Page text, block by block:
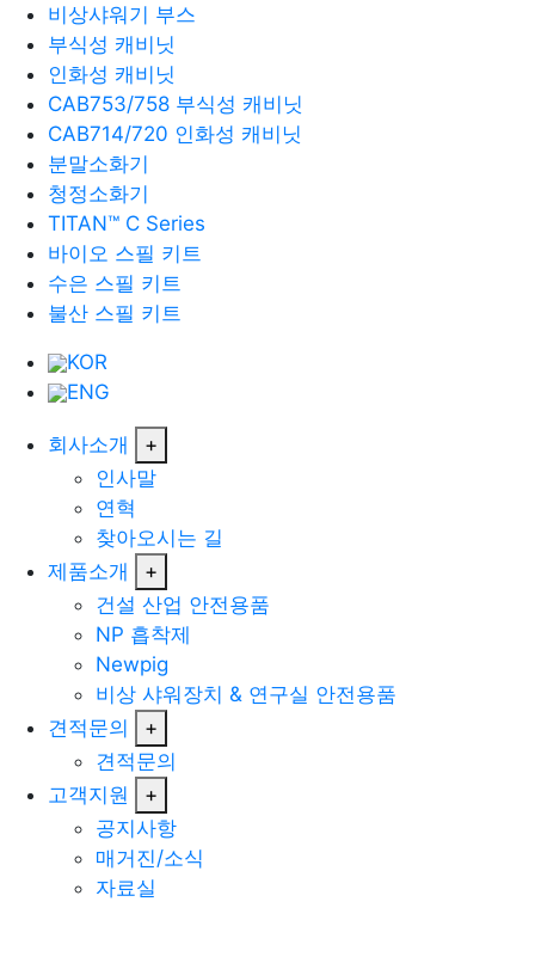
비상샤워기 부스
부식성 캐비닛
인화성 캐비닛
CAB753/758 부식성 캐비닛
CAB714/720 인화성 캐비닛
분말소화기
청정소화기
TITAN™ C Series
바이오 스필 키트
수은 스필 키트
불산 스필 키트
KOR
ENG
회사소개
+
인사말
연혁
찾아오시는 길
제품소개
+
건설 산업 안전용품
NP 흡착제
Newpig
비상 샤워장치 & 연구실 안전용품
견적문의
+
견적문의
고객지원
+
공지사항
매거진/소식
자료실